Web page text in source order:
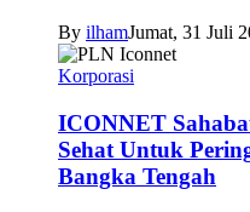
By ilhamJumat, 31 Juli
Korporasi
ICONNET
Sehat Untuk
Bangka Tengah